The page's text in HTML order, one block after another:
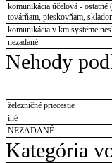
komunikácia účelová -
továrňam, pieskovňam,
komunikácia v km systéme
nezadané
Nehody
železničné priecestie
iné
NEZADANÉ
Kategória